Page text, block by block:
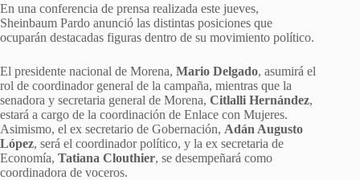
En una conferencia de prensa realizada este jueves,
Sheinbaum Pardo anunció las distintas posiciones que
ocuparán destacadas figuras dentro de su movimiento político.
El presidente nacional de Morena, Mario Delgado, asumirá el
rol de coordinador general de la campaña, mientras que la
senadora y secretaria general de Morena, Citlalli Hernández,
estará a cargo de la coordinación de Enlace con Mujeres.
Asimismo, el ex secretario de Gobernación, Adán Augusto
López, será el coordinador político, y la ex secretaria de
Economía, Tatiana Clouthier, se desempeñará como
coordinadora de voceros.